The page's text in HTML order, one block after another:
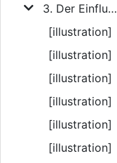
3. Der Einfluss der Haltung auf die Konstitution.
[illustration]
[illustration]
[illustration]
[illustration]
[illustration]
[illustration]